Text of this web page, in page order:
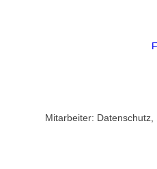
Mitarbeiter: Datenschutz,